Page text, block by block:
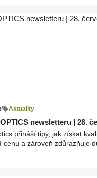
Aktuality
newsletteru | 28.
přináší tipy, jak získat
cenu a zároveň zdůrazňuje